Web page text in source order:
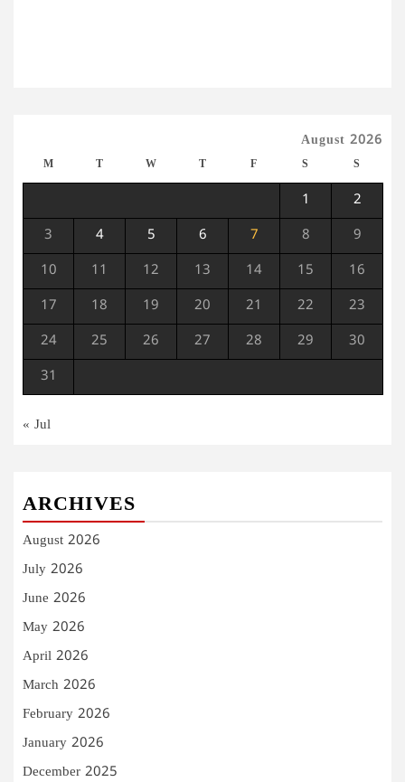
August 2026
M T W T F S S
1 2
3 4 5 6 7 8 9
10 11 12 13 14 15 16
17 18 19 20 21 22 23
24 25 26 27 28 29 30
31
« Jul
ARCHIVES
August 2026
July 2026
June 2026
May 2026
April 2026
March 2026
February 2026
January 2026
December 2025